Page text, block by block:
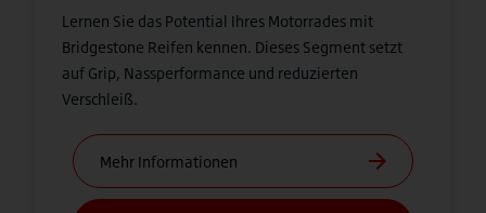
Lernen Sie das Potential Ihres Motorrades mit
Bridgestone Reifen kennen. Dieses Segment setzt
auf Grip, Nassperformance und reduzierten
Verschleiß.